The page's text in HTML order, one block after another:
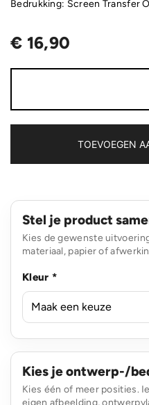
Bedrukking: Screen Transfer
€ 16,90
TOEVOEGEN
Stel je product
Kies de gewenste
materiaal, papier of
Kleur *
Kies je ontwerp-/
Kies één of meer posities.